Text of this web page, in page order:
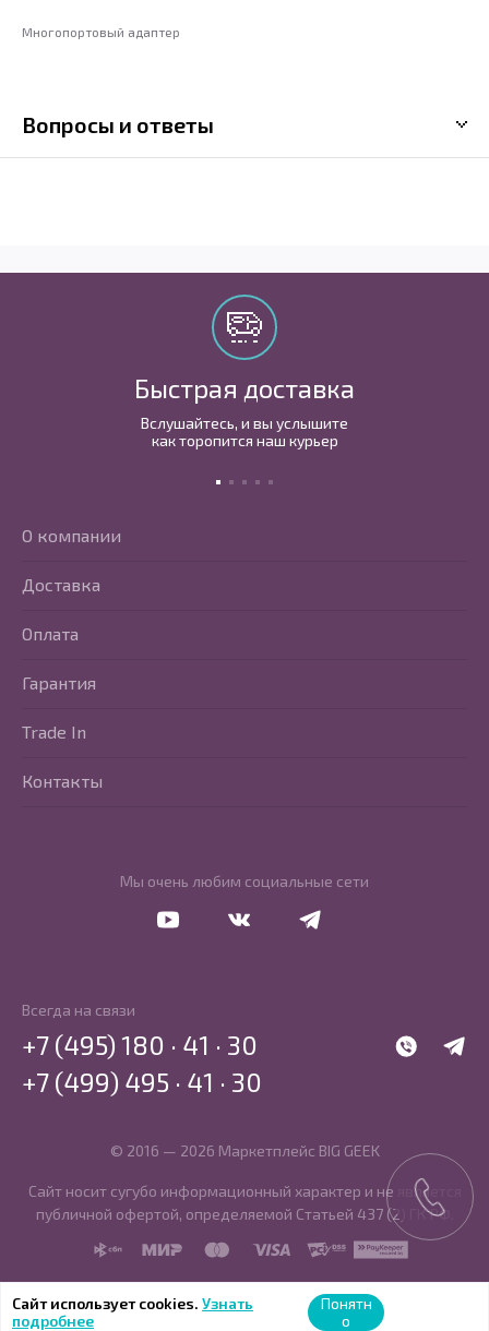
Многопортовый адаптер
Вопросы и ответы
Быстрая доставка
Вслушайтесь, и вы услышите
как торопится наш курьер
Мы очень любим социальные сети
О компании
Доставка
Оплата
Гарантия
Trade In
Контакты
Всегда на связи
WhatsApp
+7 (495) 180 · 41 · 30
+7 (499) 495 · 41 · 30
© 2016 — 2026 Маркетплейс BIG GEEK
Сайт носит сугубо информационный характер и не является
публичной офертой, определяемой Статьей 437 (2) ГК РФ.
SBP
MIR MasterCard
Visa PCI DSS PayKeeper
Сайт использует cookies. Узнать
подробнее
Понятн
о